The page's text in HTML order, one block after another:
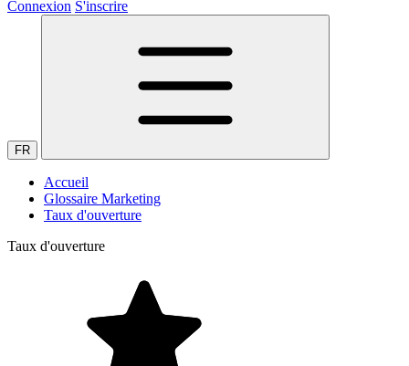
Connexion S'inscrire
FR
Accueil
Glossaire Marketing
Taux d'ouverture
Taux d'ouverture